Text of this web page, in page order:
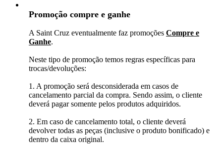
Promoção compre e ganhe
A Saint Cruz eventualmente faz promoções Compre e
Ganhe.
Neste tipo de promoção temos regras específicas para
trocas/devoluções:
1. A promoção será desconsiderada em casos de
cancelamento parcial da compra. Sendo assim, o cliente
deverá pagar somente pelos produtos adquiridos.
2. Em caso de cancelamento total, o cliente deverá
devolver todas as peças (inclusive o produto bonificado) e
dentro da caixa original.